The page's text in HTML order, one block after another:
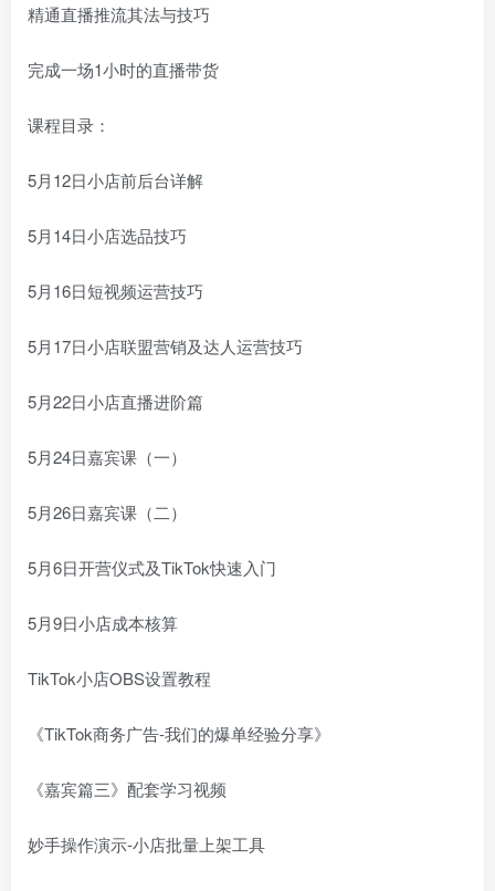
精通直播推流其法与技巧
完成一场1小时的直播带货
课程目录：
5月12日小店前后台详解
5月14日小店选品技巧
5月16日短视频运营技巧
5月17日小店联盟营销及达人运营技巧
5月22日小店直播进阶篇
5月24日嘉宾课（一）
5月26日嘉宾课（二）
5月6日开营仪式及TikTok快速入门
5月9日小店成本核算
TikTok小店OBS设置教程
《TikTok商务广告-我们的爆单经验分享》
《嘉宾篇三》配套学习视频
妙手操作演示-小店批量上架工具